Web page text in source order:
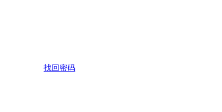
找回密码